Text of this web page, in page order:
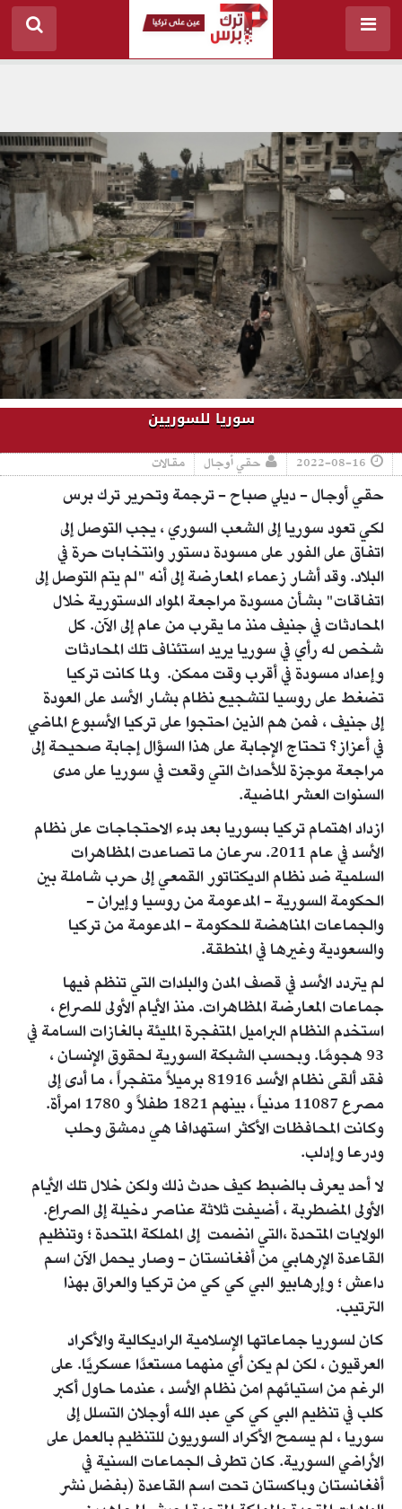
سوريا للسوريين
2022-08-16 حقي أوجال مقالات
حقي أوجال - ديلي صباح - ترجمة وتحرير ترك برس
لكي تعود سوريا إلى الشعب السوري ، يجب التوصل إلى
اتفاق على الفور على مسودة دستور وانتخابات حرة في
البلاد. وقد أشار زعماء المعارضة إلى أنه "لم يتم التوصل إلى
اتفاقات" بشأن مسودة مراجعة المواد الدستورية خلال
المحادثات في جنيف منذ ما يقرب من عام إلى الآن. كل
شخص له رأي في سوريا يريد استئناف تلك المحادثات
وإعداد مسودة في أقرب وقت ممكن. ولما كانت تركيا
تضغط على روسيا لتشجيع نظام بشار الأسد على العودة
إلى جنيف ، فمن هم الذين احتجوا على تركيا الأسبوع الماضي
في أعزاز؟ تحتاج الإجابة على هذا السؤال إجابة صحيحة إلى
مراجعة موجزة للأحداث التي وقعت في سوريا على مدى
السنوات العشر الماضية.
ازداد اهتمام تركيا بسوريا بعد بدء الاحتجاجات على نظام
الأسد في عام 2011. سرعان ما تصاعدت المظاهرات
السلمية ضد نظام الديكتاتور القمعي إلى حرب شاملة بين
الحكومة السورية - المدعومة من روسيا وإيران -
والجماعات المناهضة للحكومة - المدعومة من تركيا
والسعودية وغيرها في المنطقة.
لم يتردد الأسد في قصف المدن والبلدات التي تنظم فيها
جماعات المعارضة المظاهرات. منذ الأيام الأولى للصراع ،
استخدم النظام البراميل المتفجرة المليئة بالغازات السامة في
93 هجومًا. وبحسب الشبكة السورية لحقوق الإنسان ،
فقد ألقى نظام الأسد 81916 برميلاً متفجراً ، ما أدى إلى
مصرع 11087 مدنياً ، بينهم 1821 طفلاً و 1780 امرأة.
وكانت المحافظات الأكثر استهدافا هي دمشق وحلب
ودرعا وإدلب.
لا أحد يعرف بالضبط كيف حدث ذلك ولكن خلال تلك الأيام
الأولى المضطربة ، أضيفت ثلاثة عناصر دخيلة إلى الصراع.
الولايات المتحدة ،التي انضمت إلى المملكة المتحدة ؛ وتنظيم
القاعدة الإرهابي من أفغانستان - وصار يحمل الآن اسم
داعش ؛ وإرهابيو البي كي كي من تركيا والعراق بهذا
الترتيب.
كان لسوريا جماعاتها الإسلامية الراديكالية والأكراد
العرقيون ، لكن لم يكن أي منهما مستعدًا عسكريًا. على
الرغم من استيائهم امن نظام الأسد ، عندما حاول أكبر
كلب في تنظيم البي كي كي عبد الله أوجلان التسلل إلى
سوريا ، لم يسمح الأكراد السوريون للتنظيم بالعمل على
الأراضي السورية. كان تطرف الجماعات السنية في
أفغانستان وباكستان تحت اسم القاعدة (بفضل نشر